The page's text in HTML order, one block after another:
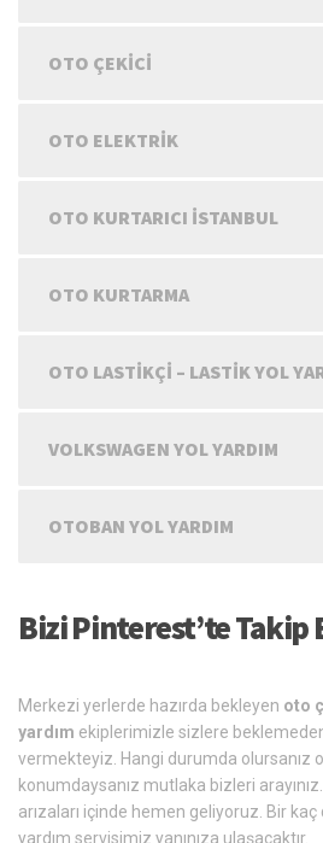
OTO ÇEKICI
OTO ELEKTRIK
OTO KURTARICI İSTANBUL
OTO KURTARMA
OTO LASTIKÇI – LASTIK YOL
VOLKSWAGEN YOL YARDIM
OTOBAN YOL YARDIM
Bizi Pinterest’te Takip
Merkezi yerlerde hazırda bekleyen oto
yardım ekiplerimizle sizlere
vermekteyiz. Hangi durumda olursanız
konumdaysanız mutlaka bizleri
arızaları içinde hemen geliyoruz. Bir
yardım servisimiz yanınıza ulaşacaktır.